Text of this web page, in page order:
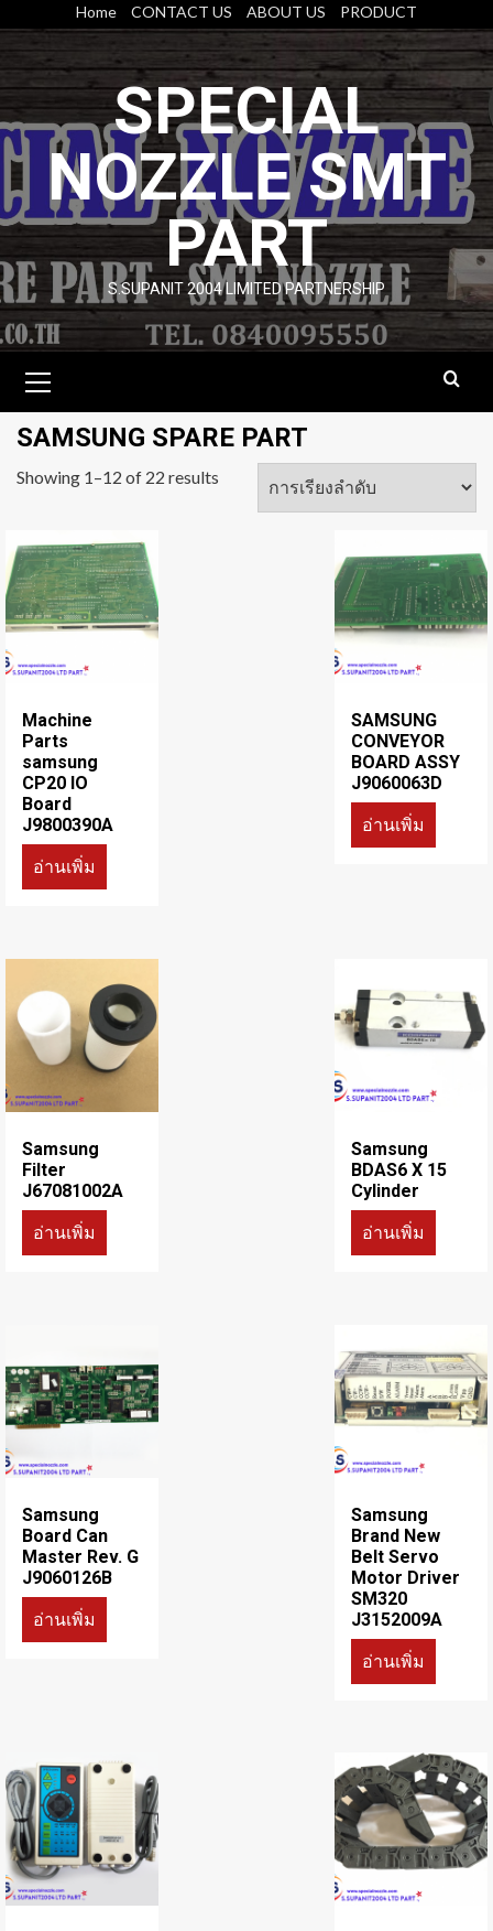
content
Home CONTACT US ABOUT US PRODUCT
SPECIAL
NOZZLE SMT
PART
S.SUPANIT 2004 LIMITED PARTNERSHIP
Menu
SAMSUNG SPARE PART
Showing 1–12 of 22 results
Machine
Parts
samsung
CP20 IO
Board
J9800390A
อ่านเพิ่ม
SAMSUNG
CONVEYOR
BOARD ASSY
J9060063D
อ่านเพิ่ม
Samsung
Filter
J67081002A
อ่านเพิ่ม
Samsung
BDAS6 X 15
Cylinder
อ่านเพิ่ม
Samsung
Board Can
Master Rev. G
J9060126B
อ่านเพิ่ม
Samsung
Brand New
Belt Servo
Motor Driver
SM320
J3152009A
อ่านเพิ่ม